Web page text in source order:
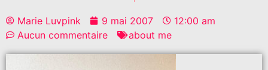
Marie Luvpink 9 mai 2007
12:00 am
Aucun commentaire
about me